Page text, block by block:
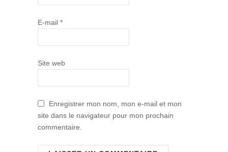
E-mail *
Site web
Enregistrer mon nom, mon e-mail et mon
site dans le navigateur pour mon prochain
commentaire.